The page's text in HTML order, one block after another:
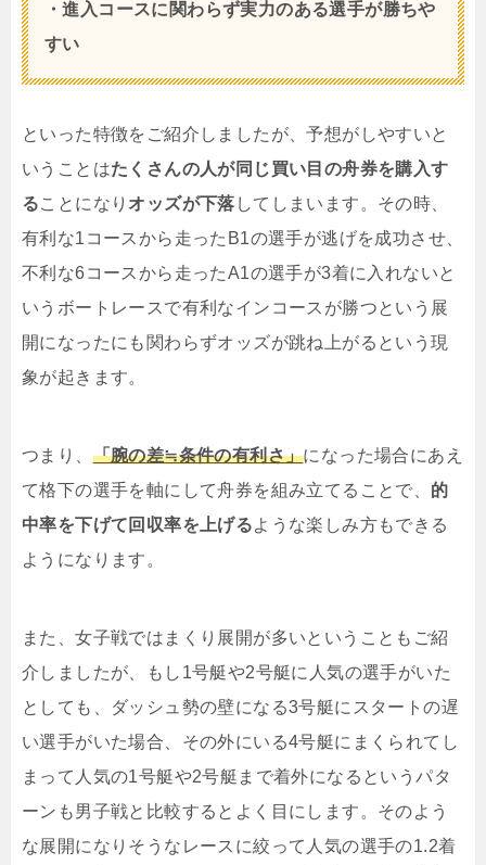
・進入コースに関わらず実力のある選手が勝ちや
すい
といった特徴をご紹介しましたが、予想がしやすいと
いうことはたくさんの人が同じ買い目の舟券を購入す
ることになり オッズが下落 してしまいます。その時、
有利な1コースから走ったB1の選手が逃げを成功させ、
不利な6コースから走ったA1の選手が3着に入れないと
いうボートレースで有利なインコースが勝つという展
開になったにも関わらずオッズが跳ね上がるという現
象が起きます。
つまり、 「腕の差≒条件の有利さ」になった場合にあえ
て格下の選手を軸にして舟券を組み立てることで、 的
中率を下げて回収率を上げるような楽しみ方もできる
ようになります。
また、女子戦ではまくり展開が多いということもご紹
介しましたが、もし1号艇や2号艇に人気の選手がいた
としても、ダッシュ勢の壁になる3号艇にスタートの遅
い選手がいた場合、その外にいる4号艇にまくられてし
まって人気の1号艇や2号艇まで着外になるというパタ
ーンも男子戦と比較するとよく目にします。そのよう
な展開になりそうなレースに絞って人気の選手の1.2着